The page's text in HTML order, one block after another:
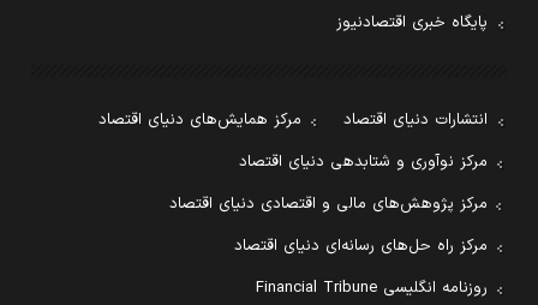
پایگاه خبری اقتصادنیوز
انتشارات دنیای اقتصاد
مرکز همایش‌های دنیای اقتصاد
مرکز نوآوری و شتابدهی دنیای اقتصاد
مرکز پژوهش‌های مالی و اقتصادی دنیای اقتصاد
مرکز راه حل‌های رسانه‌ای دنیای اقتصاد
روزنامه انگلیسی Financial Tribune